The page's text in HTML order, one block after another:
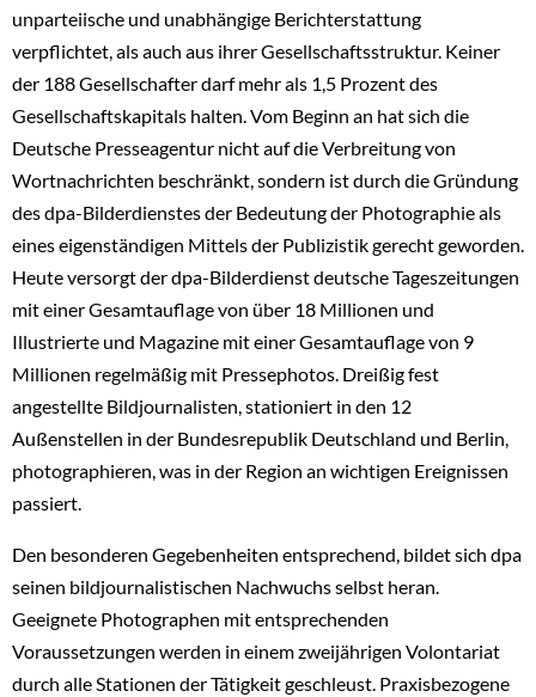
unparteiische und unabhängige Berichterstattung
verpflichtet, als auch aus ihrer Gesellschaftsstruktur. Keiner
der 188 Gesellschafter darf mehr als 1,5 Prozent des
Gesellschaftskapitals halten. Vom Beginn an hat sich die
Deutsche Presseagentur nicht auf die Verbreitung von
Wortnachrichten beschränkt, sondern ist durch die Gründung
des dpa-Bilderdienstes der Bedeutung der Photographie als
eines eigenständigen Mittels der Publizistik gerecht geworden.
Heute versorgt der dpa-Bilderdienst deutsche Tageszeitungen
mit einer Gesamtauflage von über 18 Millionen und
Illustrierte und Magazine mit einer Gesamtauflage von 9
Millionen regelmäßig mit Pressephotos. Dreißig fest
angestellte Bildjournalisten, stationiert in den 12
Außenstellen in der Bundesrepublik Deutschland und Berlin,
photographieren, was in der Region an wichtigen Ereignissen
passiert.
Den besonderen Gegebenheiten entsprechend, bildet sich dpa
seinen bildjournalistischen Nachwuchs selbst heran.
Geeignete Photographen mit entsprechenden
Voraussetzungen werden in einem zweijährigen Volontariat
durch alle Stationen der Tätigkeit geschleust. Praxisbezogene